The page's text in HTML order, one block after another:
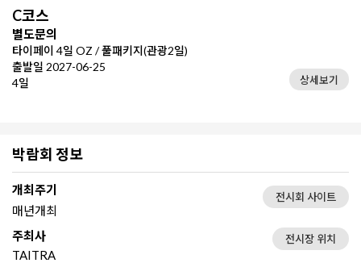
C코스
별도문의
타이페이 4일 OZ / 풀패키지(관광2일)
출발일 2027-06-25
4일
상세보기
박람회 정보
개최주기
매년개최
전시회 사이트
주최사
TAITRA
전시장 위치